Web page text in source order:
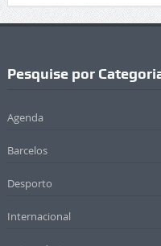
Pesquise por
Agenda
Barcelos
Desporto
Internacional